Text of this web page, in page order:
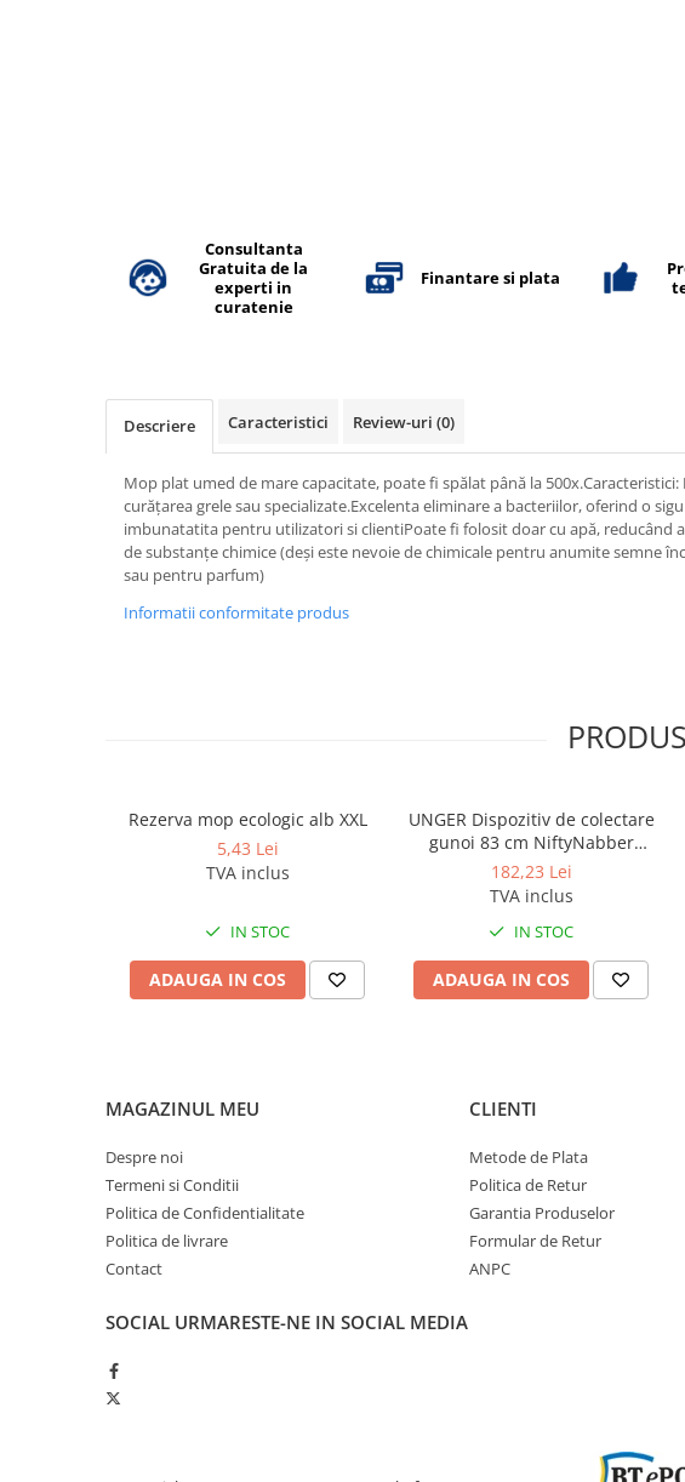
Dezinfectanti profesionali
Dezinfectanti maini
Dispensere / Dozatoare
Dozatoare dezinfectanti
Dispensere acoperitoare colac wc
Dispensere hartie igienica
Dispensere odorizante
Dispensere prosoape pliate (Z)
Dispensere pungi igiena feminina
Uscatoare de maini si par
Produse ingrijire personala
Consumabile hartie
Acoperitori toaleta
Cearceaf hartie & cearceaf hartie
Hartie igienica
Role hartie industriala
Consultanta
Gratuita de la
experti in
curatenie
Finantare si plata
Descriere Caracteristici Review-uri (0)
Mop plat umed de mare capacitate, poate fi spălat până la
curățarea grele sau specializate.Excelenta eliminare a bacteriilor, oferind o
imbunatatita pentru utilizatori si clientiPoate fi folosit doar cu apă, reducând
de substanțe chimice (deși este nevoie de chimicale pentru anumite semne
sau pentru parfum)
Informatii conformitate produs
Rezerva mop ecologic alb XXL
5,43 Lei
TVA inclus
IN STOC
ADAUGA IN COS
UNGER Dispozitiv de colectare
gunoi 83 cm NiftyNabber
TRIGGER GRIP
182,23 Lei
TVA inclus
IN STOC
ADAUGA IN COS
MAGAZINUL MEU
Despre noi
Termeni si Conditii
Politica de Confidentialitate
Politica de livrare
Contact
CLIENTI
Metode de Plata
Politica de Retur
Garantia Produselor
Formular de Retur
ANPC
SOCIAL URMARESTE-NE IN SOCIAL MEDIA